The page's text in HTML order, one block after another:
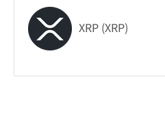
XRP (XRP)